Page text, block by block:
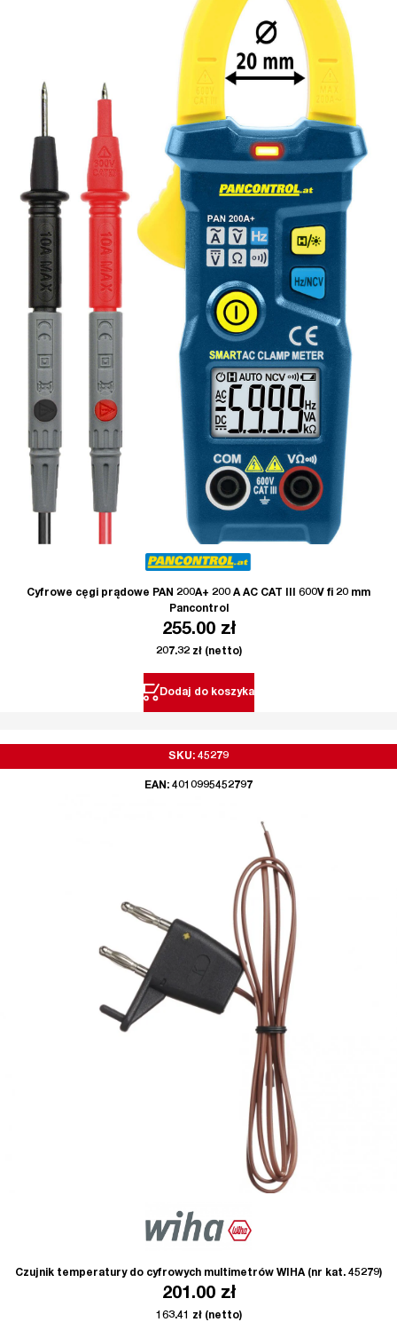
Cyfrowe cęgi prądowe PAN 200A+ 200 A AC CAT III 600V fi 20 mm
Pancontrol
255.00 zł
207.32 zł(netto)
Dodaj do koszyka
SKU: 45279
EAN: 4010995452797
Czujnik temperatury do cyfrowych multimetrów WIHA (nr kat. 45279)
201.00 zł
163.41 zł(netto)